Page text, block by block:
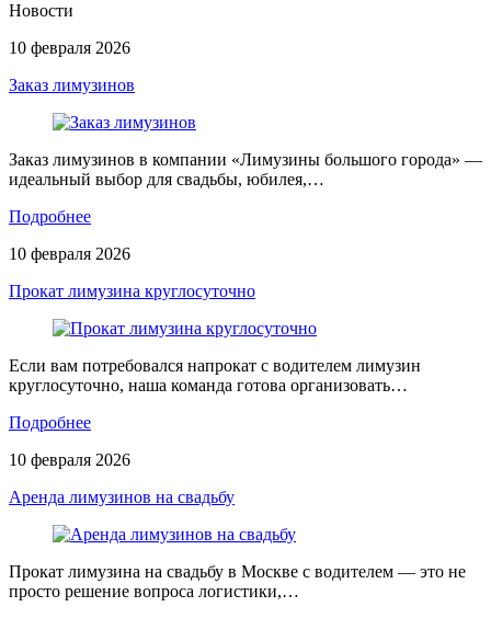
Новости
10 февраля 2026
Заказ лимузинов
Заказ лимузинов в компании «Лимузины большого города» —
идеальный выбор для свадьбы, юбилея,…
Подробнее
10 февраля 2026
Прокат лимузина круглосуточно
Если вам потребовался напрокат с водителем лимузин
круглосуточно, наша команда готова организовать…
Подробнее
10 февраля 2026
Аренда лимузинов на свадьбу
Прокат лимузина на свадьбу в Москве с водителем — это не
просто решение вопроса логистики,…